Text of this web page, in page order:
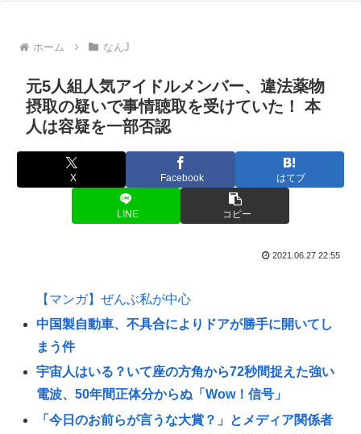
ホーム なんJ
元5人組人気アイドルメンバー、違法薬物
摂取の疑いで事情聴取を受けていた！ 本
人は容疑を一部否認
X Facebook はてブ
LINE コピー
2021.06.27 22:55
【マンガ】ぜんぶ私が中心
中国製自動車、不具合によりドアが勝手に開いてし
まう件
宇宙人はいる？いて座の方角から72秒間捉えた強い
電波、50年間正体分からぬ「Wow！信号」
「今日のお前らが言うな大賞？」とメディア関係者